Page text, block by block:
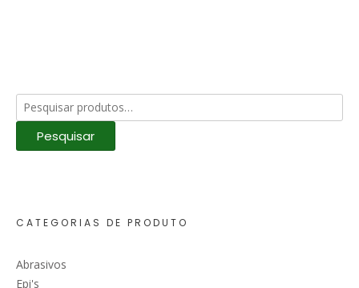
Pesquisar
por:
Pesquisar
CATEGORIAS DE PRODUTO
Abrasivos
Epi's